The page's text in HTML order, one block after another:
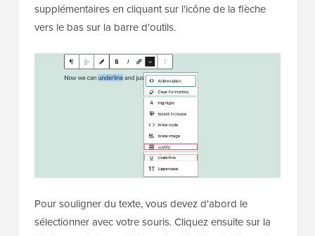
supplémentaires en cliquant sur l'icône de la flèche
vers le bas sur la barre d'outils.
Pour souligner du texte, vous devez d'abord le
sélectionner avec votre souris. Cliquez ensuite sur la